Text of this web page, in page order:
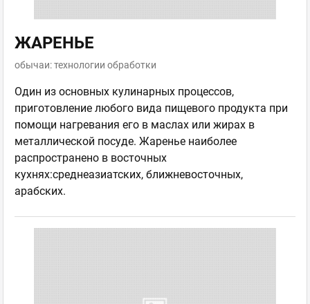
ЖАРЕНЬЕ
обычаи: технологии обработки
Один из основных кулинарных процессов,
приготовление любого вида пищевого продукта при
помощи нагревания его в маслах или жирах в
металлической посуде. Жаренье наиболее
распространено в восточных
кухнях:среднеазиатских, ближневосточных,
арабских.